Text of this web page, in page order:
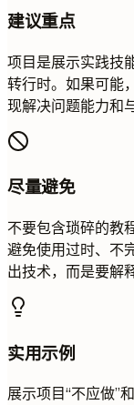
建议重点
项目是展示实践技
转行时。如果可能
现解决问题能力和
尽量避免
不要包含琐碎的教
避免使用过时、不
出技术，而是要解
实用示例
展示项目“不应做”